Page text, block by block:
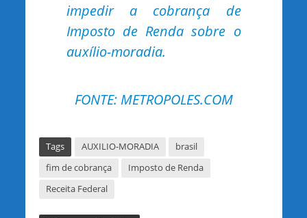
impedir a cobrança de
Imposto de Renda sobre o
auxílio-moradia.
FONTE: METROPOLES.COM
Tags AUXILIO-MORADIA
brasil
fim de cobrança
Imposto de Renda
Receita Federal